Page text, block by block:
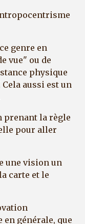
genre en
vue" ou de
physique
aussi est un
prenant la règle
pour aller
une vision un
carte et le
générale, que